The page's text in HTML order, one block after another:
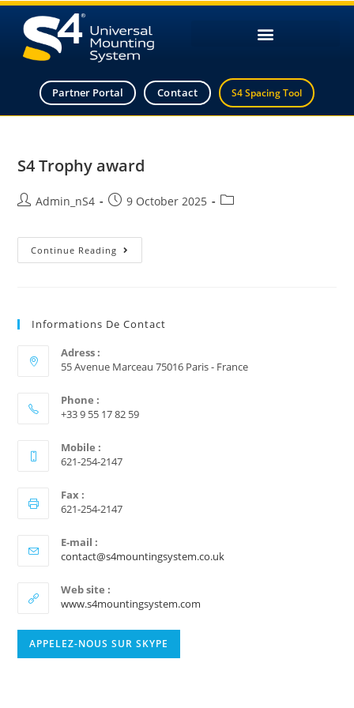
Partner Portal Contact S4 Spacing Tool
S4 Trophy award
Admin_nS4 9 October 2025
Continue Reading
Informations De Contact
Adress :
55 Avenue Marceau 75016 Paris - France
Phone :
+33 9 55 17 82 59
Mobile :
621-254-2147
Fax :
621-254-2147
E-mail :
contact@s4mountingsystem.co.uk
Web site :
www.s4mountingsystem.com
APPELEZ-NOUS SUR SKYPE